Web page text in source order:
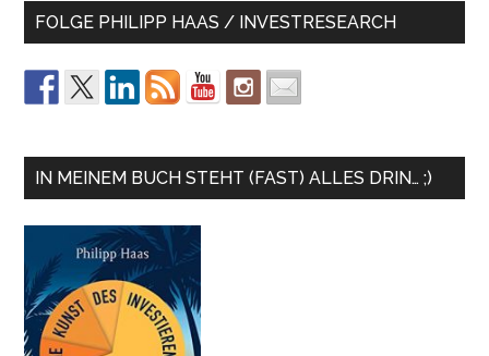
FOLGE PHILIPP HAAS / INVESTRESEARCH
IN MEINEM BUCH STEHT (FAST) ALLES DRIN… ;)